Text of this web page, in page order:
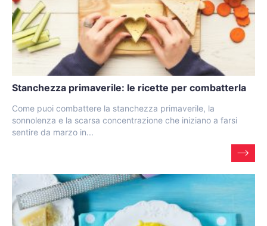
Stanchezza primaverile: le ricette per combatterla
Come puoi combattere la stanchezza primaverile, la
sonnolenza e la scarsa concentrazione che iniziano a farsi
sentire da marzo in...